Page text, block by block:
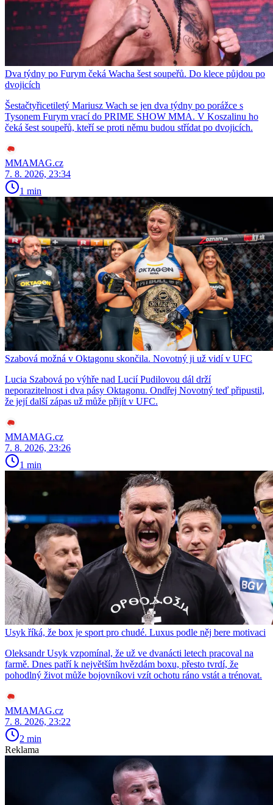
Dva týdny po Furym čeká Wacha šest soupeřů. Do klece půjdou po
dvojicích
Šestačtyřicetiletý Mariusz Wach se jen dva týdny po porážce s
Tysonem Furym vrací do PRIME SHOW MMA. V Koszalinu ho
čeká šest soupeřů, kteří se proti němu budou střídat po dvojicích.
MMAMAG.cz
7. 8. 2026, 23:34
1 min
Szabová možná v Oktagonu skončila. Novotný ji už vidí v UFC
Lucia Szabová po výhře nad Lucií Pudilovou dál drží
neporazitelnost i dva pásy Oktagonu. Ondřej Novotný teď připustil,
že její další zápas už může přijít v UFC.
MMAMAG.cz
7. 8. 2026, 23:26
1 min
Usyk říká, že box je sport pro chudé. Luxus podle něj bere motivaci
Oleksandr Usyk vzpomínal, že už ve dvanácti letech pracoval na
farmě. Dnes patří k největším hvězdám boxu, přesto tvrdí, že
pohodlný život může bojovníkovi vzít ochotu ráno vstát a trénovat.
MMAMAG.cz
7. 8. 2026, 23:22
2 min
Reklama